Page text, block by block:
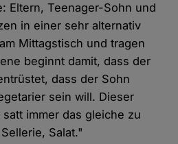
Eltern, Teenager-Sohn und
in einer sehr alternativ
Mittagstisch und tragen
beginnt damit, dass der
dass der Sohn
sein will. Dieser
immer das gleiche zu
Salat."